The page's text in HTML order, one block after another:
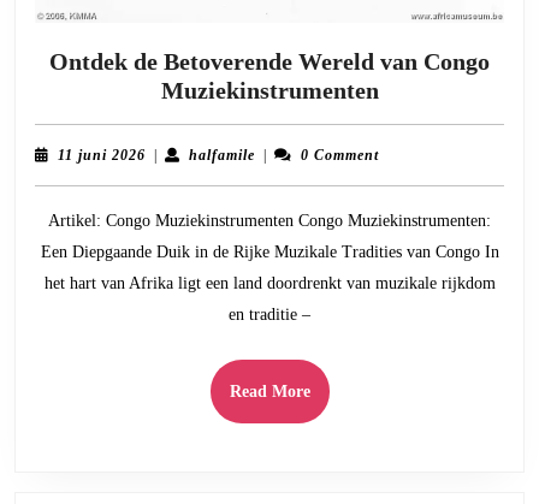
Ontdek de Betoverende Wereld van Congo
MuziekinstrumentenOntdek
de
Betoverende
Congo
11 juni 2026 11
halfamilehalfamile0 Comment
Artikel: Congo Muziekinstrumenten Congo Muziekinstrumenten:
Een Diepgaande Duik in de Rijke Muzikale Tradities van Congo In
het hart van Afrika ligt een land doordrenkt van muzikale rijkdom
en traditie –
Read MoreRead
More